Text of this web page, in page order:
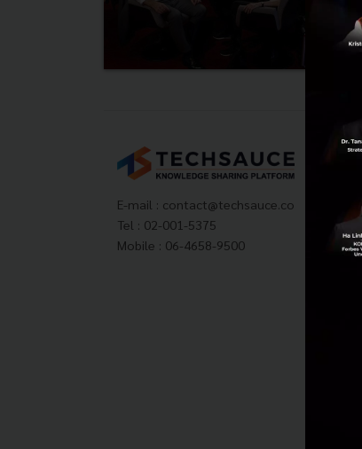
E-mail : contact@techsauce.co
Tel : 02-001-5375
Mobile : 06-4658-9500